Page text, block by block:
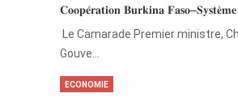
𝐂𝐨𝐨𝐩𝐞́𝐫𝐚𝐭𝐢𝐨𝐧 𝐁𝐮𝐫𝐤𝐢𝐧𝐚
‎Le Camarade Premier ministre,
Gouve…
ECONOMIE